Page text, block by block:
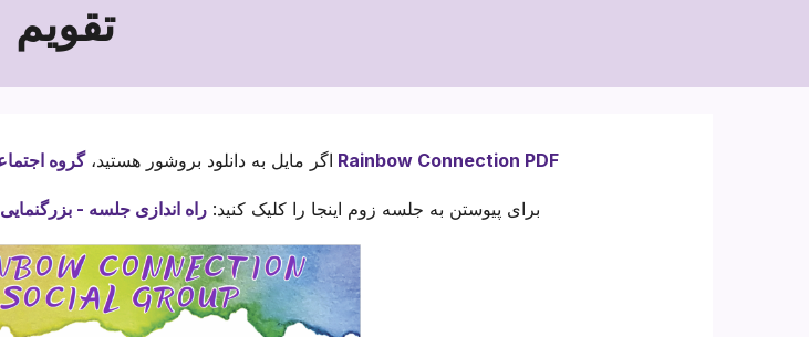
تقویم
اگر مایل به دانلود بروشور هستید، گروه اجتماعی Rainbow Connection PDF
برای پیوستن به جلسه زوم اینجا را کلیک کنید: راه اندازی جلسه - بزرگنمایی